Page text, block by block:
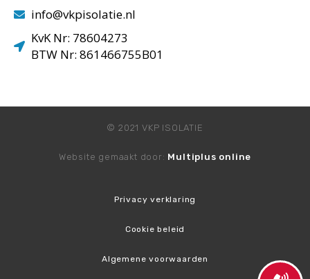
info@vkpisolatie.nl
KvK Nr: 78604273
BTW Nr: 861466755B01
© 2021 VKP ISOLATIE
Website gemaakt door: Multiplus online
Privacy verklaring
Cookie beleid
Algemene voorwaarden